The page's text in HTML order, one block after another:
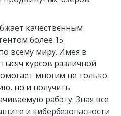
качественным
более 15
всему миру. Имея в
курсов различной
многим не только
но и получить
работу. Зная все
и кибербезопасности